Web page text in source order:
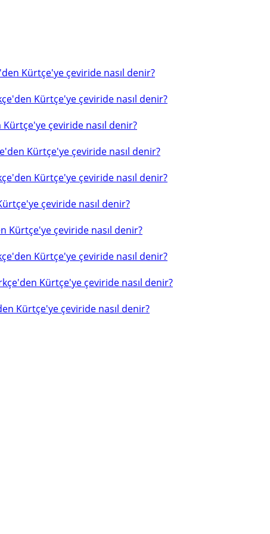
Kürtçe'ye çeviride nasıl denir?
Kürtçe'ye çeviride nasıl denir?
çeviride nasıl denir?
Kürtçe'ye çeviride nasıl denir?
Kürtçe'ye çeviride nasıl denir?
çeviride nasıl denir?
Kürtçe'ye çeviride nasıl denir?
Kürtçe'ye çeviride nasıl denir?
Kürtçe'ye çeviride nasıl denir?
Kürtçe'ye çeviride nasıl denir?